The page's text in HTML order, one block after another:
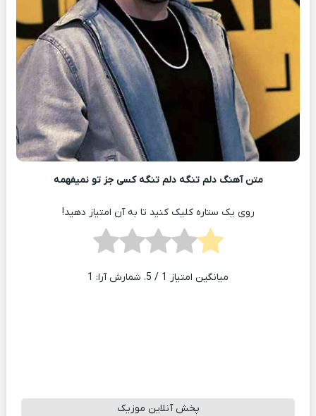
متن آهنگ دلم تنگه دلم تنگه کسی جز تو نمیفهمه
روی یک ستاره کلیک کنید تا به آن امتیاز دهید!
میانگین امتیاز 1 / 5. شمارش آرا: 1
پخش آنلاین موزیک